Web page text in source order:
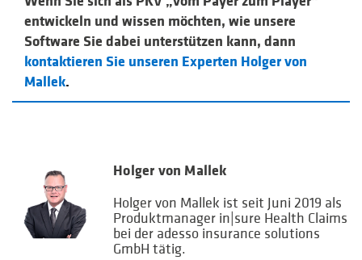
entwickeln und wissen möchten, wie unsere
Software Sie dabei unterstützen kann, dann
kontaktieren Sie unseren Experten Holger von
Mallek.
Holger von Mallek
Holger von Mallek ist seit Juni 2019 als
Produktmanager in|sure Health Claims
bei der adesso insurance solutions
GmbH tätig.